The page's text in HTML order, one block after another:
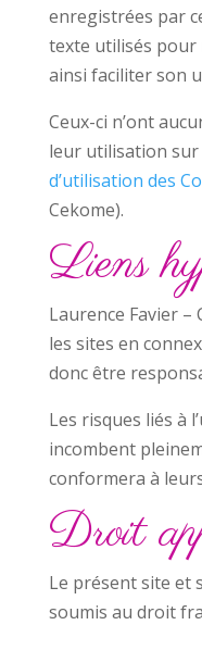
enregistrées par
texte utilisés
ainsi faciliter son
Ceux-ci n’ont
leur utilisation sur
d’utilisation des
Cekome).
Liens
Laurence Favier –
les sites en
donc être
Les risques liés à
incombent
conformera à
Droit
Le présent site et
soumis au droit